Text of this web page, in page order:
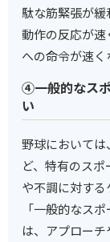
駄な筋緊張が緩
動作の反応が
への命令が速
④一般的なス
い
野球において
ど、特有のス
や不調に対する
「一般的なス
は、アプロー